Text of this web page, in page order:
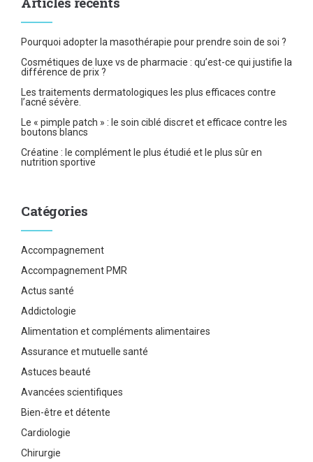
Pourquoi adopter la masothérapie pour prendre soin de soi ?
Cosmétiques de luxe vs de pharmacie : qu’est-ce qui justifie la
différence de prix ?
Les traitements dermatologiques les plus efficaces contre
l’acné sévère.
Le « pimple patch » : le soin ciblé discret et efficace contre les
boutons blancs
Créatine : le complément le plus étudié et le plus sûr en
nutrition sportive
Catégories
Accompagnement
Accompagnement PMR
Actus santé
Addictologie
Alimentation et compléments alimentaires
Assurance et mutuelle santé
Astuces beauté
Avancées scientifiques
Bien-être et détente
Cardiologie
Chirurgie